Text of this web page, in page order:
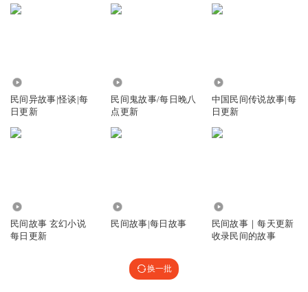
民间异故事|怪谈|每
日更新
民间鬼故事/每日晚八
点更新
中国民间传说故事|每
日更新
民间故事 玄幻小说
每日更新
民间故事|每日故事
民间故事｜每天更新
收录民间的故事
换一批